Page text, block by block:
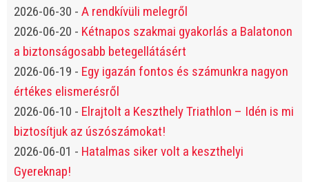
2026-06-30 - A rendkívüli melegről
2026-06-20 - Kétnapos szakmai gyakorlás a Balatonon
a biztonságosabb betegellátásért
2026-06-19 - Egy igazán fontos és számunkra nagyon
értékes elismerésről
2026-06-10 - Elrajtolt a Keszthely Triathlon – Idén is mi
biztosítjuk az úszószámokat!
2026-06-01 - Hatalmas siker volt a keszthelyi
Gyereknap!